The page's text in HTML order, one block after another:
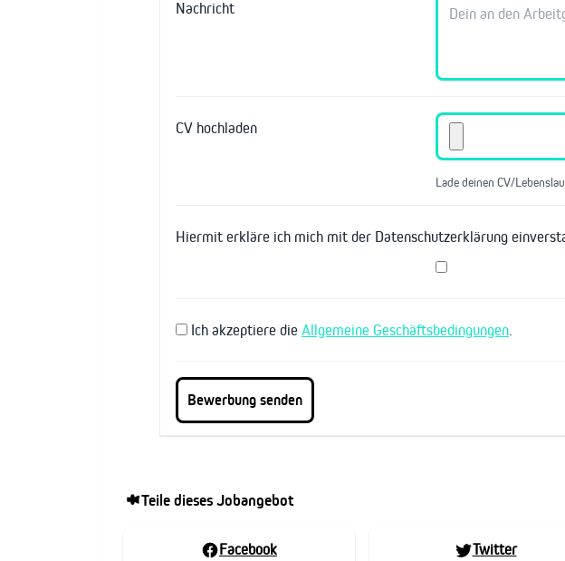
Nachricht
CV hochladen
Lade deinen CV/
Hiermit erkläre ich mich mit der Datenschutzerklärung
Ich akzeptiere die Allgemeine Geschäftsbedingungen.
Teile dieses Jobangebot
Facebook Twitter